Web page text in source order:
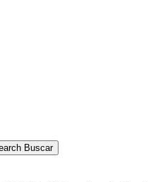
Buscar